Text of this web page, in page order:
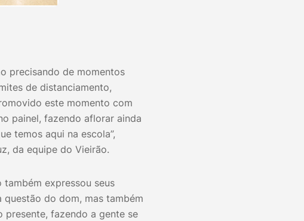
precisando de momentos
de distanciamento,
este momento com
painel, fazendo aflorar ainda
temos aqui na escola”,
da equipe do Vieirão.
expressou seus
questão do dom, mas também
presente, fazendo a gente se